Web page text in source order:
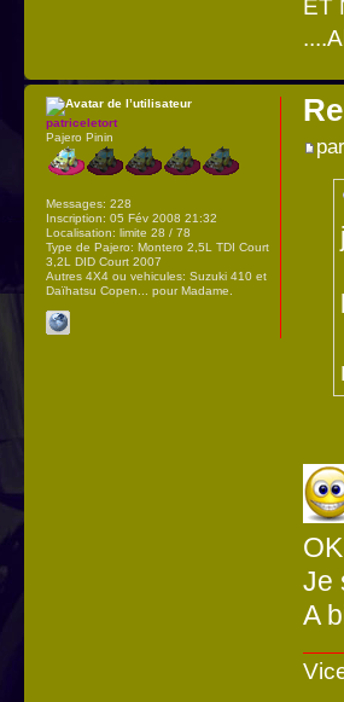
ET
par
Je
A
patriceletort
Pajero Pinin
Messages: 228
Inscription: 05 Fév 2008 21:32
Localisation: limite 28 / 78
Type de Pajero: Montero 2,5L TDI Court
3,2L DID Court 2007
Autres 4X4 ou vehicules: Suzuki 410 et
Daïhatsu Copen... pour Madame.